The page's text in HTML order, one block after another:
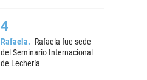
Rafaela
Rafaela fue sede
del Seminario Internacional
de Lechería